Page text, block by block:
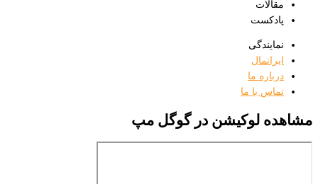
با ما
لوکیشن در گوگل مپ